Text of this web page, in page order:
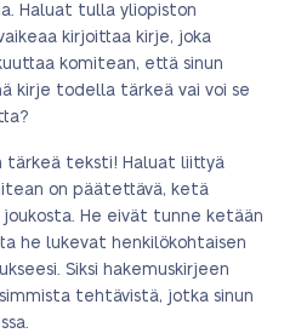
Haluat tulla yliopiston
kirjoittaa kirje, joka
komitean, että sinun
kirje todella tärkeä vai voi se
tärkeä teksti! Haluat liittyä
on päätettävä, ketä
He eivät tunne ketään
he lukevat henkilökohtaisen
Siksi hakemuskirjeen
tehtävistä, jotka sinun